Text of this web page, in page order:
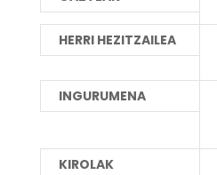
HERRI HEZITZAILEA
INGURUMENA
KIROLAK